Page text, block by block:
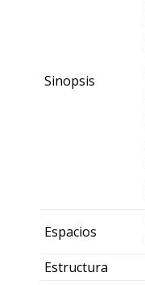
Sinopsis
Espacios
Estructura